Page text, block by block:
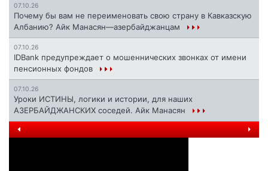
07.10.26
Почему бы вам не переименовать свою страну в Кавказскую
Албанию? Айк Манасян—азербайджанцам
07.10.26
IDBank предупреждает о мошеннических звонках от имени
пенсионных фондов
07.10.26
Уроки ИСТИНЫ, логики и истории, для наших
АЗЕРБАЙДЖАНСКИХ соседей. Айк Манасян